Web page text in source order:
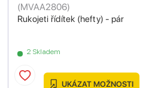
Rukojeti řídítek (hefty) - pár
(MVAA2806)
2 Skladem
UKÁZAT MOŽNOSTI